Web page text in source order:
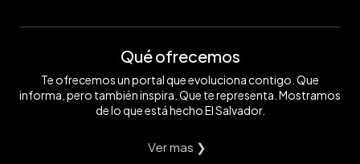
Qué ofrecemos
Te ofrecemos un portal que evoluciona contigo. Que
informa, pero también inspira. Que te representa. Mostramos
de lo que está hecho El Salvador.
Ver mas ❯